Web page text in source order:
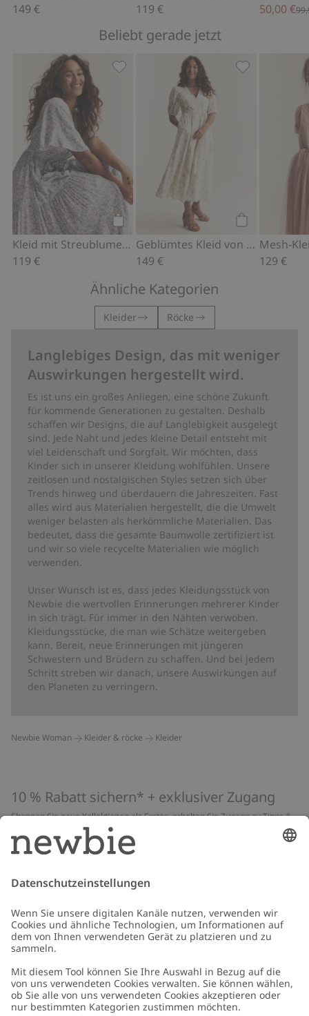
149 €
119 €
50,00 €
Beliebt gerade jetzt
Kaufen
Kleid mit Streublumenmuster von Newbie Woman
119 €
Kleid mit Streublumenmuster von
Geblümtes Kleid von Newbie Woman
149 €
Geblümtes
129 €
Ähnliche Kategorien
Kleider Röcke
Langlebiges Design, das mit weniger
Auswirkungen hergestellt wird.
Es ist uns ein großes Anliegen, eine schöne Zukunft
für kommende Generationen zu gestalten. Deshalb
schaffen wir Designs, die auf Langlebigkeit ausgelegt
sind. Jede Naht und jedes kleine Detail entsteht mit
viel Leidenschaft und Sorgfalt. Wir möchten, dass
Kinder sich in unserer Kleidung wohlfühlen. Unsere
zeitlosen und nostalgischen Styles setzen sich über
Trends hinweg und überdauern die Jahreszeiten. Fast
alles wird aus Materialien hergestellt, die die Umwelt
weniger belasten als herkömmliche Materialien. Das
bedeutet, dass die gesamte Baumwolle zertifiziert ist
und wir so viele recycelte Materialien wie möglich
verwenden.
Unser Wunsch ist es, dass jedes Kleidungsstück von
Newbie die wertvollen Erinnerungen mehrerer Kinder
in sich trägt. Für immer in den Nähten verwoben.
Kleidungsstücke, die man wie Schätze weitergeben
kann. Bereit, neue Erinnerungen mit jüngeren
Schwestern und Brüdern zu schaffen. Und bei jedem
Schritt streben wir danach, unsere Auswirkungen auf
den Planeten zu verringern.
Newbie Woman Kleider & röcke Kleider
10 % Rabatt sichern* + exklusiver Zugang
Shoppen Sie neue Kollektionen als Erstes, erhalten Sie Zugang zu Tipps &
Guides und profitieren Sie von exklusiven Angeboten
*Gilt nur für deine erste Bestellung und ist nicht mit anderen Rabatten
oder Angeboten kombinierbar. Gilt nicht für limitierte Artikel. Lies unsere
Schicken